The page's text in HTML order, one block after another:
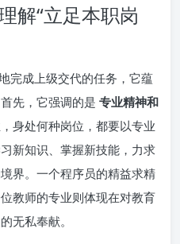
解“立足本职岗
完成上级交代的任务，它蕴
先，它强调的是 专业精神和
身处何种岗位，都要以专业
新知识、掌握新技能，力求
界。一个程序员的精益求精
教师的专业则体现在对教育
无私奉献。